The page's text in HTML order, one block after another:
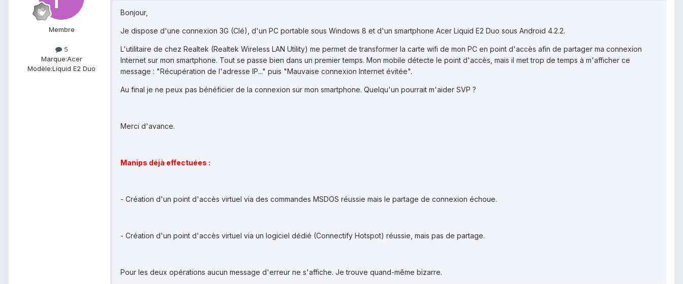
Membre
5
Marque:Acer
Modèle:Liquid E2 Duo
Bonjour,
Je dispose d'une connexion 3G (Clé), d'un PC portable sous Windows 8 et d'un smartphone Acer Liquid E2 Duo sous Android 4.2.2.
L'utilitaire de chez Realtek (Realtek Wireless LAN Utility) me permet de transformer la carte wifi de mon PC en point d'accès afin de partager ma connexion
Internet sur mon smartphone. Tout se passe bien dans un premier temps. Mon mobile détecte le point d'accès, mais il met trop de temps à m'afficher ce
message : "Récupération de l'adresse IP..." puis "Mauvaise connexion Internet évitée".
Au final je ne peux pas bénéficier de la connexion sur mon smartphone. Quelqu'un pourrait m'aider SVP ?
Merci d'avance.
Manips déjà effectuées :
- Création d'un point d'accès virtuel via des commandes MSDOS réussie mais le partage de connexion échoue.
- Création d'un point d'accès virtuel via un logiciel dédié (Connectify Hotspot) réussie, mais pas de partage.
Pour les deux opérations aucun message d'erreur ne s'affiche. Je trouve quand-même bizarre.